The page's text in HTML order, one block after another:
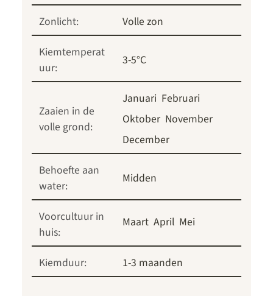
Zonlicht:
Volle zon
Kiemtemperat
uur:
3-5°C
Zaaien in de
volle grond:
Januari Februari
Oktober November
December
Behoefte aan
water:
Midden
Voorcultuur in
huis:
Maart April Mei
Kiemduur: 1-3 maanden